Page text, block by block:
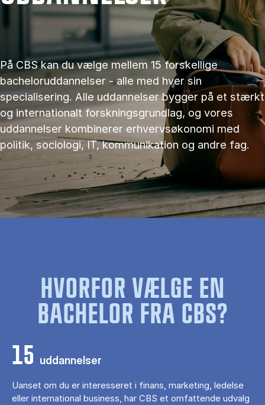
På CBS kan du vælge mellem 15 forskellige
bacheloruddannelser - alle med hver sin
specialisering. Alle uddannelser bygger på et stærkt
og internationalt forskningsgrundlag, og vores
uddannelser kombinerer erhvervsøkonomi med
politik, sociologi, IT, kommunikation og andre fag.
HVORFOR VÆLGE EN
BACHELOR FRA CBS?
15 uddannelser
Uanset om du er interesseret i finans, marketing, ledelse
eller international business, har CBS et omfattende udvalg